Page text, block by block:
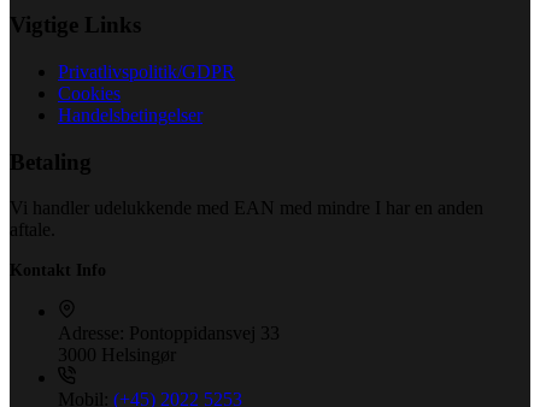
Vigtige Links
Privatlivspolitik/GDPR
Cookies
Handelsbetingelser
Betaling
Vi handler udelukkende med EAN med mindre I har en anden
aftale.
Kontakt Info
Adresse: Pontoppidansvej 33
3000 Helsingør
Mobil: (+45) 2022 5253